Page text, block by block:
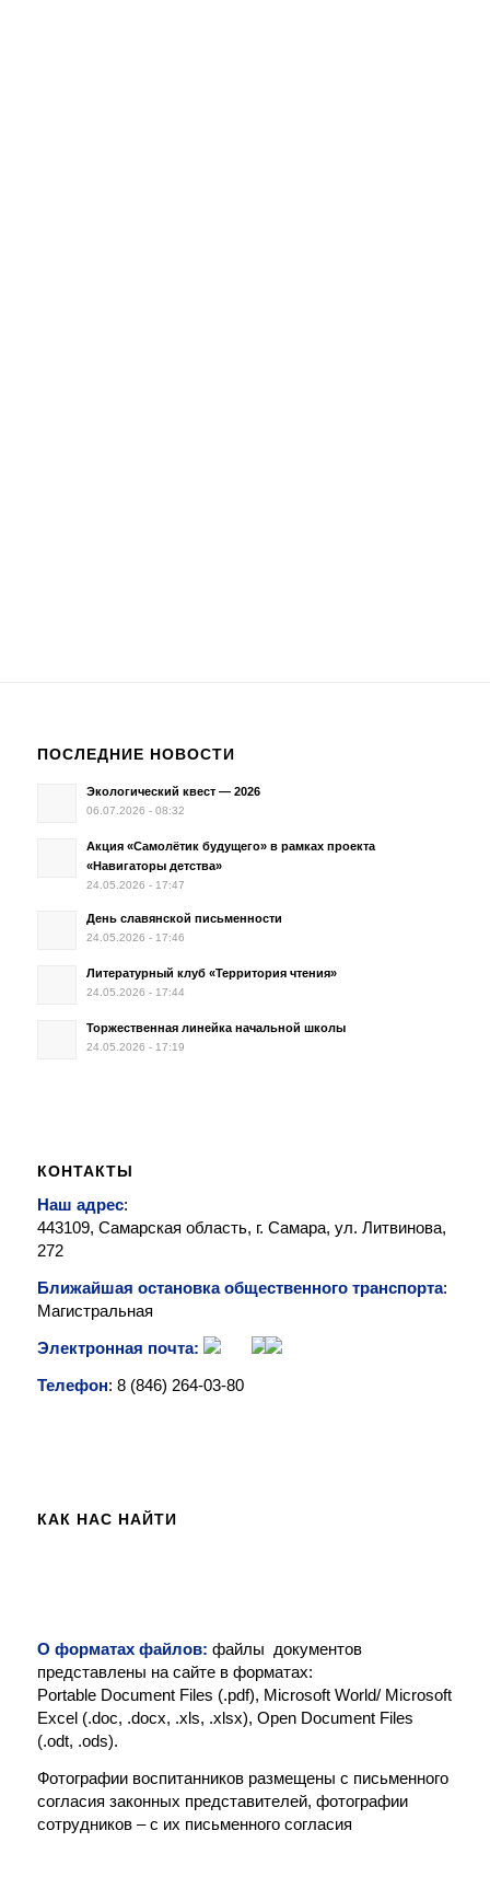
ПОСЛЕДНИЕ НОВОСТИ
Экологический квест — 2026
06.07.2026 - 08:32
Акция «Самолётик будущего» в рамках проекта
«Навигаторы детства»
24.05.2026 - 17:47
День славянской письменности
24.05.2026 - 17:46
Литературный клуб «Территория чтения»
24.05.2026 - 17:44
Торжественная линейка начальной школы
24.05.2026 - 17:19
КОНТАКТЫ
Наш адрес:
443109, Самарская область, г. Самара, ул. Литвинова,
272
Ближайшая остановка общественного транспорта:
Магистральная
Электронная почта:
Телефон: 8 (846) 264-03-80
КАК НАС НАЙТИ
О форматах файлов: файлы документов
представлены на сайте в форматах:
Portable Document Files (.pdf), Microsoft World/ Microsoft
Excel (.doc, .docx, .xls, .xlsx), Open Document Files
(.odt, .ods).
Фотографии воспитанников размещены с письменного
согласия законных представителей, фотографии
сотрудников – с их письменного согласия